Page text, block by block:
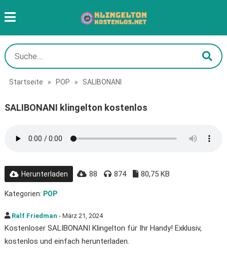
Startseite » POP » SALIBONANI
SALIBONANI klingelton kostenlos
Herunterladen 88 874 80,75 KB
Kategorien: POP
Ralf Friedman - März 21, 2024
Kostenloser SALIBONANI Klingelton für Ihr Handy! Exklusiv,
kostenlos und einfach herunterladen.